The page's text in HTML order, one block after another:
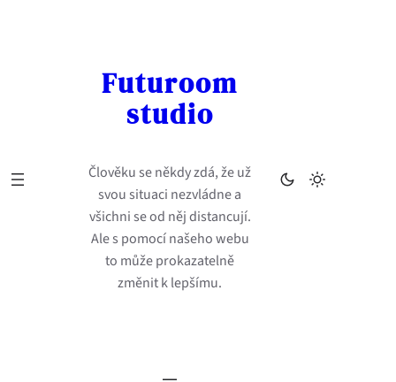
Futuroom
studio
Člověku se někdy zdá, že už
svou situaci nezvládne a
všichni se od něj distancují.
Ale s pomocí našeho webu
to může prokazatelně
změnit k lepšímu.